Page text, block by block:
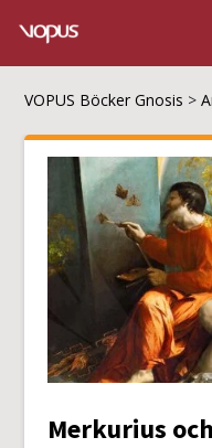
VOPUS Böcker Gnosis >
Merkurius